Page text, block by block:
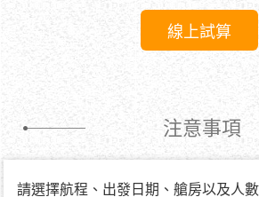
注意事項
請選擇航程、出發日期、艙房以及人數